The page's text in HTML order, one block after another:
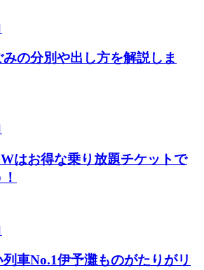
の分別や出し方を解説しま
はお得な乗り放題チケットで
車No.1伊予灘ものがたりがリ